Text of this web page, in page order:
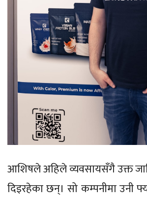
आशिषले अहिले व्यवसायसँगै उक्त
दिइरहेका छन्। सो कम्पनीमा उनी